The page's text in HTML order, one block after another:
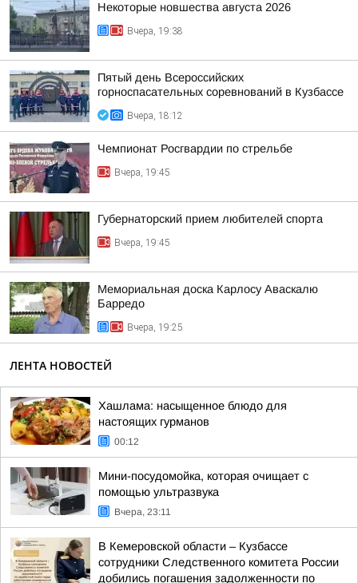
Некоторые новшества августа 2026
Вчера, 19:38
Пятый день Всероссийских
горноспасательных соревнований в Кузбассе
Вчера, 18:12
Чемпионат Росгвардии по стрельбе
Вчера, 19:45
Губернаторский прием любителей спорта
Вчера, 19:45
Мемориальная доска Карлосу Аваскалю
Барредо
Вчера, 19:25
ЛЕНТА НОВОСТЕЙ
Хашлама: насыщенное блюдо для
настоящих гурманов
00:12
Мини-посудомойка, которая очищает с
помощью ультразвука
Вчера, 23:11
В Кемеровской области – Кузбассе
сотрудники Следственного комитета России
добились погашения задолженности по